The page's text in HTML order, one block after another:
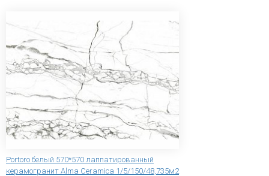
Portoro белый 570*570 лаппатированный
керамогранит Alma Ceramica 1/5/150/48,735м2